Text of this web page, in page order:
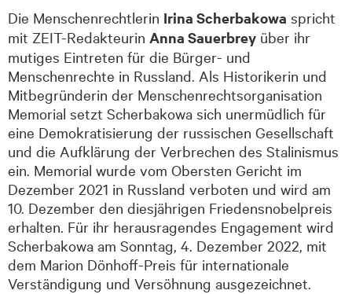
Die Menschenrechtlerin Irina Scherbakowa spricht
mit ZEIT-Redakteurin Anna Sauerbrey über ihr
mutiges Eintreten für die Bürger- und
Menschenrechte in Russland. Als Historikerin und
Mitbegründerin der Menschenrechtsorganisation
Memorial setzt Scherbakowa sich unermüdlich für
eine Demokratisierung der russischen Gesellschaft
und die Aufklärung der Verbrechen des Stalinismus
ein. Memorial wurde vom Obersten Gericht im
Dezember 2021 in Russland verboten und wird am
10. Dezember den diesjährigen Friedensnobelpreis
erhalten. Für ihr herausragendes Engagement wird
Scherbakowa am Sonntag, 4. Dezember 2022, mit
dem Marion Dönhoff-Preis für internationale
Verständigung und Versöhnung ausgezeichnet.